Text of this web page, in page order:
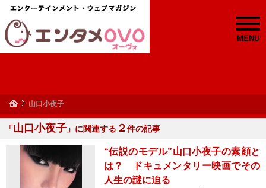
MENU
山口小夜子
「山口小夜子 」に関連する ２件の記事
“伝説のモデル”山口小夜子の素顔と
は？ ドキュメンタリー映画でその
人生の謎に迫る